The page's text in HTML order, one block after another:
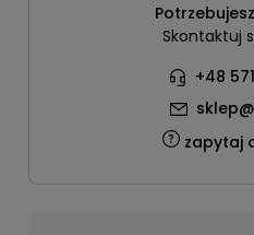
Skontaktuj
+48
zapytaj